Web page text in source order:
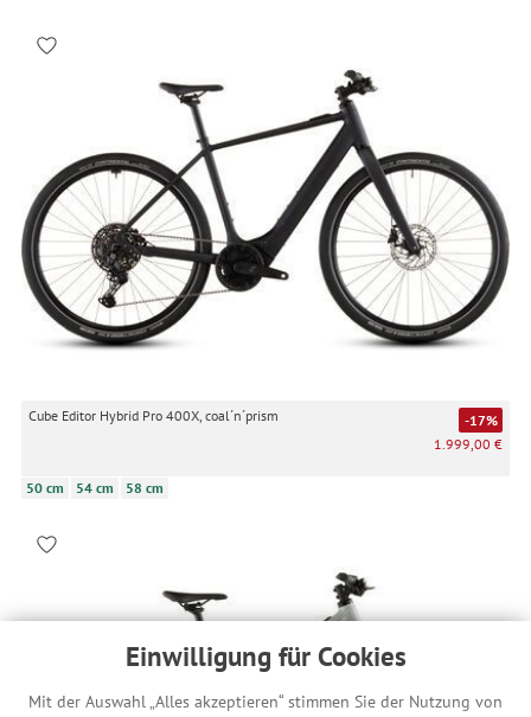
Einwilligung für Cookies
Mit der Auswahl „Alles akzeptieren“ stimmen Sie der Nutzung von
Cube Editor Hybrid Pro 400X, coal´n´prism
-17%
1.999,00 €
50 cm 54 cm 58 cm